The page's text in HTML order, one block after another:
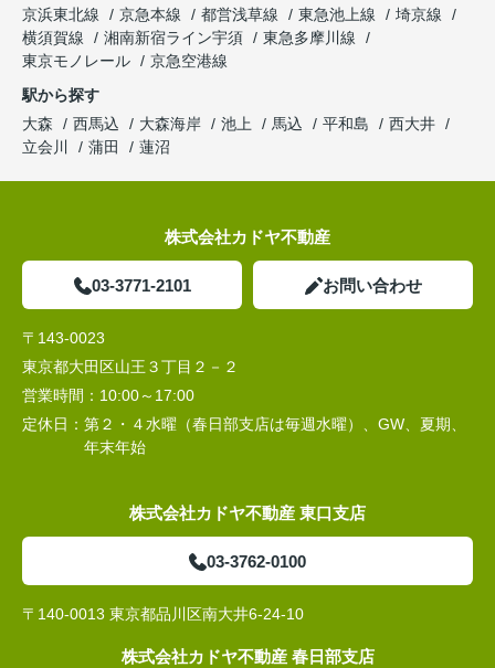
京浜東北線
京急本線 都営浅草線 東急池上線
埼京線
横須賀線
湘南新宿ライン宇須
東急多摩川線
東京モノレール
京急空港線
駅から探す
大森
西馬込 大森海岸 池上 馬込 平和島
西大井
立会川
蒲田 蓮沼
株式会社カドヤ不動産
03-3771-2101 お問い合わせ
〒143-0023
東京都大田区山王３丁目２－２
営業時間： 10:00～17:00
定休日： 第２・４水曜（春日部支店は毎週水曜）、GW、夏期、
年末年始
株式会社カドヤ不動産 東口支店
03-3762-0100
〒140-0013 東京都品川区南大井6-24-10
株式会社カドヤ不動産 春日部支店